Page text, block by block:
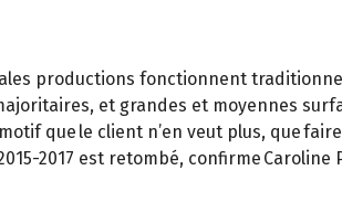
productions fonctionnent
et grandes et moyennes
que le client n’en veut plus, que
2017 est retombé, confirme